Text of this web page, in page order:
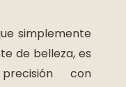
simplemente
de belleza, es
con